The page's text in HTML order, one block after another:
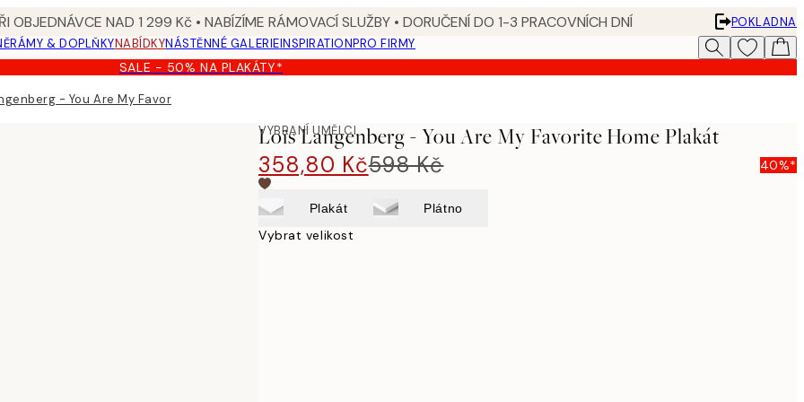
OBJEDNÁVCE NAD 1 299 Kč • NABÍZÍME RÁMOVACÍ SLUŽBY • DORUČENÍ DO 1-3 PRACOVNÍCH DNÍ
POKLADNA
RÁMY & DOPLŇKYNABÍDKYNÁSTĚNNÉ GALERIEINSPIRATIONPRO FIRMY
SALE - 50% NA PLAKÁTY*
- You Are My Favorite Home Plakát
VYBRANÍ UMĚLCI
Loïs Langenberg - You Are My Favorite Home Plakát
358,80 Kč598 Kč 40%*
Plakát Plátno
Vybrat velikost